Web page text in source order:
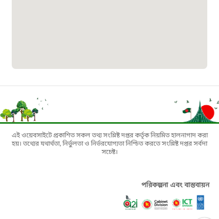
০১৯০৮৮৮৮৮৮৮
মাদকদ্রব্য নিয়ন্ত্রণ হটলাইন
১৬১১৩
জরুরী অভ্যন্তরীণ নৌ-পরিবহন হটলাইন
এই ওয়েবসাইটে প্রকাশিত সকল তথ্য সংশ্লিষ্ট দপ্তর কর্তৃক নিয়মিত হালনাগাদ করা
হয়। তথ্যের যথার্থতা, নির্ভুলতা ও নির্ভরযোগ্যতা নিশ্চিত করতে সংশ্লিষ্ট দপ্তর সর্বদা
সচেষ্ট।
পরিকল্পনা এবং বাস্তবায়ন